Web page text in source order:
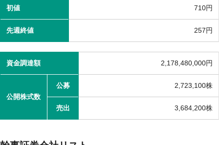
初値 710円
先週終値 257円
資金調達額 2,178,480,000円
公開株式数
公募 2,723,100株
売出 3,684,200株